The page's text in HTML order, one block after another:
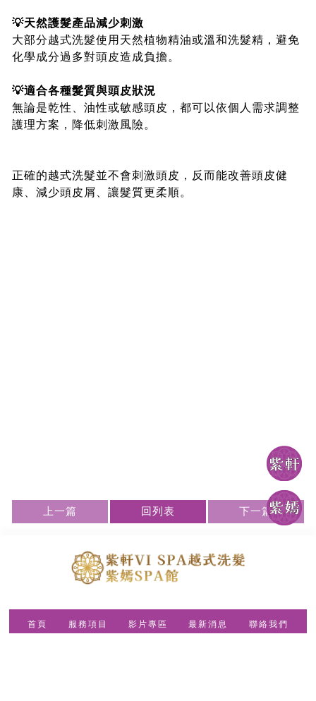
💡天然護髮產品減少刺激
大部分越式洗髮使用天然植物精油或溫和洗髮精，避免
化學成分過多對頭皮造成負擔。
💡適合各種髮質與頭皮狀況
無論是乾性、油性或敏感頭皮，都可以依個人需求調整
護理方案，降低刺激風險。
正確的越式洗髮並不會刺激頭皮，反而能改善頭皮健
康、減少頭皮屑、讓髮質更柔順。
上一篇 回列表 下一篇
首頁 服務項目 影片專區 最新消息 聯絡我們